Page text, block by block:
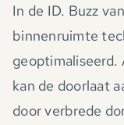
In de ID. Buzz
binnenruimte
kan de doorlaat
door verbrede